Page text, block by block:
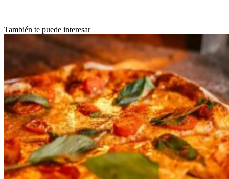
También te puede interesar